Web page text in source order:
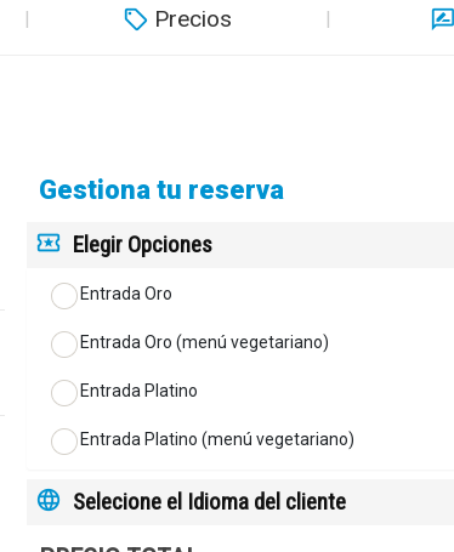
Precios
Gestiona tu reserva
Elegir Opciones
Entrada Oro
Entrada Oro (menú vegetariano)
Entrada Platino
Entrada Platino (menú vegetariano)
Selecione el Idioma del cliente